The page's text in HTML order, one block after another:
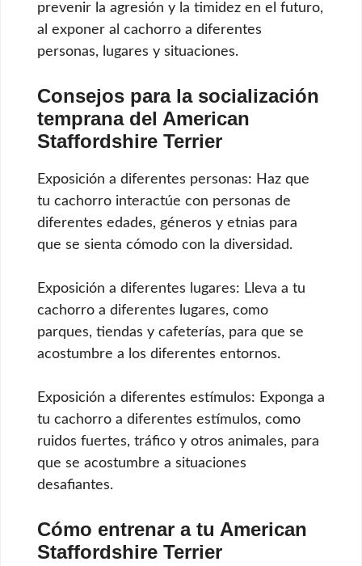
prevenir la agresión y la timidez en el futuro,
al exponer al cachorro a diferentes
personas, lugares y situaciones.
Consejos para la socialización
temprana del American
Staffordshire Terrier
Exposición a diferentes personas: Haz que
tu cachorro interactúe con personas de
diferentes edades, géneros y etnias para
que se sienta cómodo con la diversidad.
Exposición a diferentes lugares: Lleva a tu
cachorro a diferentes lugares, como
parques, tiendas y cafeterías, para que se
acostumbre a los diferentes entornos.
Exposición a diferentes estímulos: Exponga a
tu cachorro a diferentes estímulos, como
ruidos fuertes, tráfico y otros animales, para
que se acostumbre a situaciones
desafiantes.
Cómo entrenar a tu American
Staffordshire Terrier